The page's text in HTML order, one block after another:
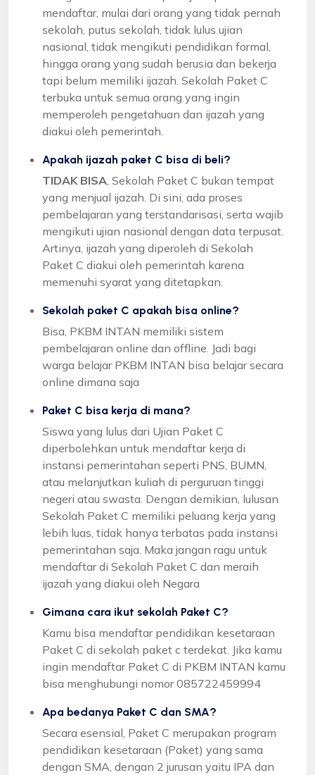
mendaftar, mulai dari orang yang tidak pernah
sekolah, putus sekolah, tidak lulus ujian
nasional, tidak mengikuti pendidikan formal,
hingga orang yang sudah berusia dan bekerja
tapi belum memiliki ijazah. Sekolah Paket C
terbuka untuk semua orang yang ingin
memperoleh pengetahuan dan ijazah yang
diakui oleh pemerintah.
Apakah ijazah paket C bisa di beli?
TIDAK BISA , Sekolah Paket C bukan tempat
yang menjual ijazah. Di sini, ada proses
pembelajaran yang terstandarisasi, serta wajib
mengikuti ujian nasional dengan data terpusat.
Artinya, ijazah yang diperoleh di Sekolah
Paket C diakui oleh pemerintah karena
memenuhi syarat yang ditetapkan.
Sekolah paket C apakah bisa online?
Bisa, PKBM INTAN memiliki sistem
pembelajaran online dan offline. Jadi bagi
warga belajar PKBM INTAN bisa belajar secara
online dimana saja
Paket C bisa kerja di mana?
Siswa yang lulus dari Ujian Paket C
diperbolehkan untuk mendaftar kerja di
instansi pemerintahan seperti PNS, BUMN,
atau melanjutkan kuliah di perguruan tinggi
negeri atau swasta. Dengan demikian, lulusan
Sekolah Paket C memiliki peluang kerja yang
lebih luas, tidak hanya terbatas pada instansi
pemerintahan saja. Maka jangan ragu untuk
mendaftar di Sekolah Paket C dan meraih
ijazah yang diakui oleh Negara
Gimana cara ikut sekolah Paket C?
Kamu bisa mendaftar pendidikan kesetaraan
Paket C di sekolah paket c terdekat. Jika kamu
ingin mendaftar Paket C di PKBM INTAN kamu
bisa menghubungi nomor 085722459994
Apa bedanya Paket C dan SMA?
Secara esensial, Paket C merupakan program
pendidikan kesetaraan (Paket) yang sama
dengan SMA, dengan 2 jurusan yaitu IPA dan